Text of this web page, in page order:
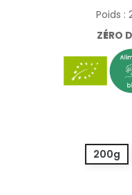
Poids :
ZÉRO
200g